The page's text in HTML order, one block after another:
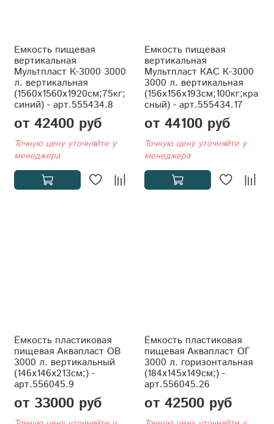
Емкость пищевая
вертикальная
Мультпласт K-3000 3000
л. вертикальная
(1560x1560x1920см;75кг;
синий) - арт.555434.8
от 42400 руб
Точную цену уточняйте у
менеджера
Емкость пищевая
вертикальная
Мультпласт КАС К-3000
3000 л. вертикальная
(156x156x193см;100кг;кра
сный) - арт.555434.17
от 44100 руб
Точную цену уточняйте у
менеджера
Ёмкость пластиковая
пищевая Аквапласт ОВ
3000 л. вертикальный
(146x146x213см;) -
арт.556045.9
от 33000 руб
Ёмкость пластиковая
пищевая Аквапласт ОГ
3000 л. горизонтальная
(184x145x149см;) -
арт.556045.26
от 42500 руб